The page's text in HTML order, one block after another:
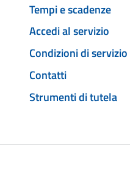
Tempi e scadenze
Accedi al servizio
Condizioni di servizio
Contatti
Strumenti di tutela